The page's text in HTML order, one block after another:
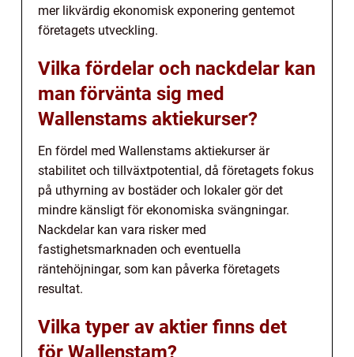
mer likvärdig ekonomisk exponering gentemot
företagets utveckling.
Vilka fördelar och nackdelar kan
man förvänta sig med
Wallenstams aktiekurser?
En fördel med Wallenstams aktiekurser är
stabilitet och tillväxtpotential, då företagets fokus
på uthyrning av bostäder och lokaler gör det
mindre känsligt för ekonomiska svängningar.
Nackdelar kan vara risker med
fastighetsmarknaden och eventuella
räntehöjningar, som kan påverka företagets
resultat.
Vilka typer av aktier finns det
för Wallenstam?